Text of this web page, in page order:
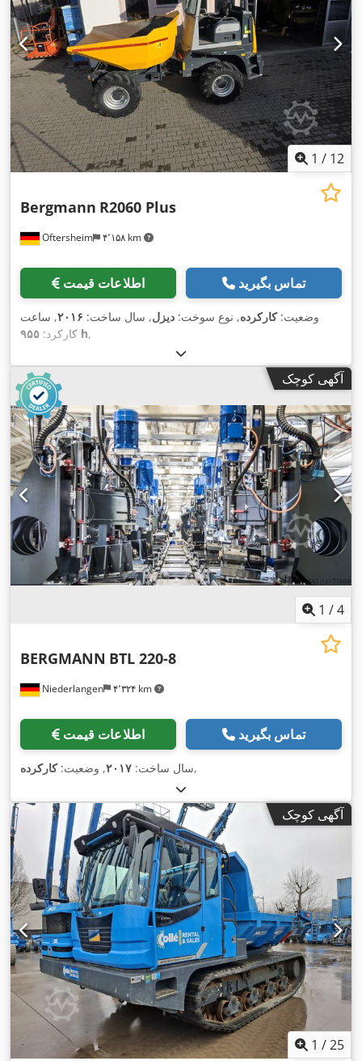
1 / 12
Oftersheim ۴٬۱۵۸ km
Bergmann R2060 Plus
اطلاعات قیمت تماس بگیرید
وضعیت:کارکرده, نوع سوخت: دیزل, سال ساخت: ۲۰۱۶, ساعت
کارکرد: ۹۵۵ h,
آگهی کوچک
1 /4
Niederlangen ۴٬۳۲۴ km
BERGMANN BTL 220-8
اطلاعات قیمت تماس بگیرید
سال ساخت: ۲۰۱۷, وضعیت:کارکرده ,
آگهی کوچک
1 /25